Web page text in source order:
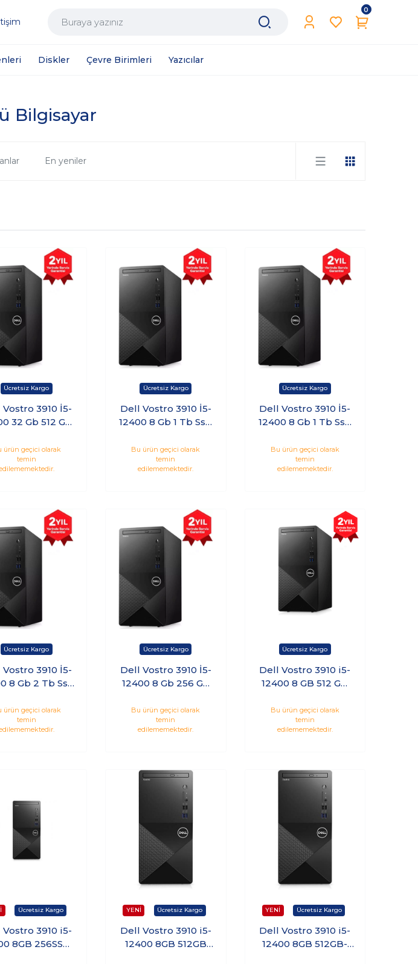
0
Diskler Çevre Birimleri Yazıcılar
Bilgisayar
En yeniler
3910 İ5-
32 Gb 512 Gb
_U Kt30
ürün geçici olarak
temin
Dell Vostro 3910 İ5-
12400 8 Gb 1 Tb Ssd
N7505Vdt3910Emea
_U Kt3
Bu ürün geçici olarak
temin
edilememektedir.
Dell Vostro 3910 İ5-
12400 8 Gb 1 Tb Ssd
N7505Vdt3910Emea
_U Kt19
Bu ürün geçici olarak
temin
edilememektedir.
3910 İ5-
8 Gb 2 Tb Ssd
_U Kt20
ürün geçici olarak
temin
Dell Vostro 3910 İ5-
12400 8 Gb 256 Gb
N7505Vdt3910Emea
_U Kt17
Bu ürün geçici olarak
temin
edilememektedir.
Dell Vostro 3910 i5-
12400 8 GB 512 GB
N7505VDT3910EME
A_U KT2
Bu ürün geçici olarak
temin
edilememektedir.
3910 i5-
8GB 256SSD
Dell Vostro 3910 i5-
12400 8GB 512GB
Dell Vostro 3910 i5-
12400 8GB 512GB-